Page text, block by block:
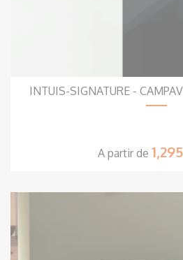
INTUIS-SIGNATURE -
A partir de